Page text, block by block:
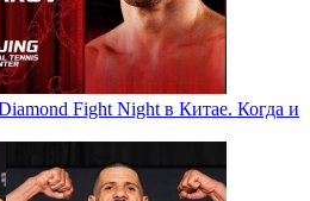
Fight Night в Китае. Когда и